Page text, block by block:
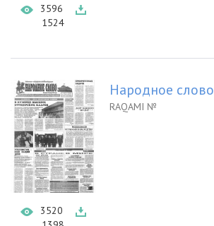
3596
1524
3520
Народное слово
RAQAMI №